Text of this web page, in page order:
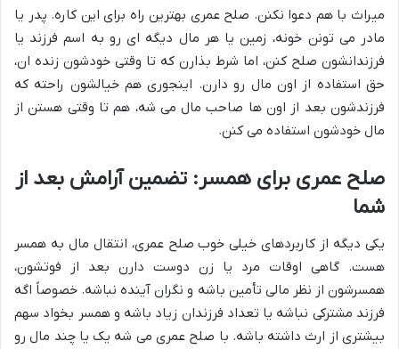
میراث با هم دعوا نکنن. صلح عمری بهترین راه برای این کاره. پدر یا
مادر می تونن خونه، زمین یا هر مال دیگه ای رو به اسم فرزند یا
فرزندانشون صلح کنن، اما شرط بذارن که تا وقتی خودشون زنده ان،
حق استفاده از اون مال رو دارن. اینجوری هم خیالشون راحته که
فرزندشون بعد از اون ها صاحب مال می شه، هم تا وقتی هستن از
مال خودشون استفاده می کنن.
صلح عمری برای همسر: تضمین آرامش بعد از
شما
یکی دیگه از کاربردهای خیلی خوب صلح عمری، انتقال مال به همسر
هست. گاهی اوقات مرد یا زن دوست دارن بعد از فوتشون،
همسرشون از نظر مالی تأمین باشه و نگران آینده نباشه. خصوصاً اگه
فرزند مشترکی نباشه یا تعداد فرزندان زیاد باشه و همسر بخواد سهم
بیشتری از ارث داشته باشه. با صلح عمری می شه یک یا چند مال رو